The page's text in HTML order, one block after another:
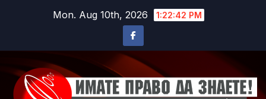
Mon. Aug 10th, 2026 1:22:44 PM